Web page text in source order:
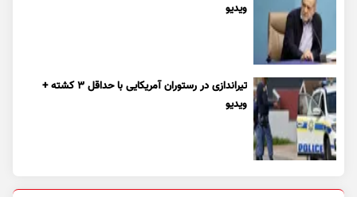
ویدیو
تیراندازی در رستوران آمریکایی با حداقل ۳ کشته +
ویدیو